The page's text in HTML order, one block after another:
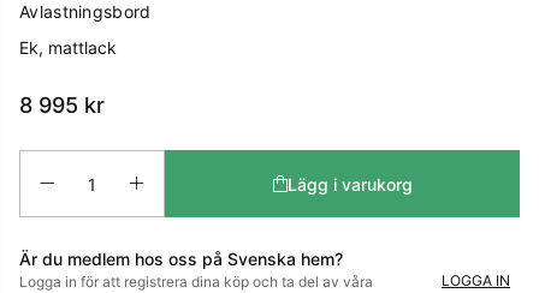
Avlastningsbord
Ek, mattlack
8 995 kr
Lägg i varukorg
Är du medlem hos oss på Svenska hem?
Logga in för att registrera dina köp och ta del av våra
LOGGA IN